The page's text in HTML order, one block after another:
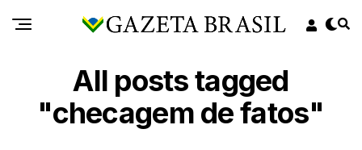
All posts tagged
"checagem de fatos"